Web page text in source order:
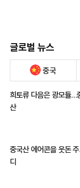
글로벌 뉴스
중국
희토류 다음은 광모듈…
산
중국산 에어콘을 웃돈
디